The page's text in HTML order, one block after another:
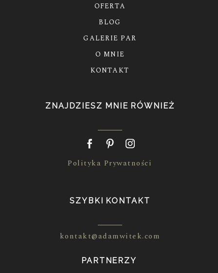
OFERTA
BLOG
GALERIE PAR
O MNIE
KONTAKT
ZNAJDZIESZ MNIE RÓWNIEŻ
Polityka Prywatności
SZYBKI KONTAKT
kontakt@adamwitek.com
PARTNERZY